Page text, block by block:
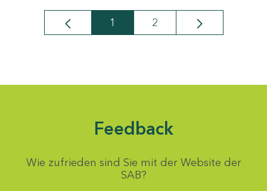
Seite
1 Seite
2
Feedback
Wie zufrieden sind Sie mit der Website der
SAB?